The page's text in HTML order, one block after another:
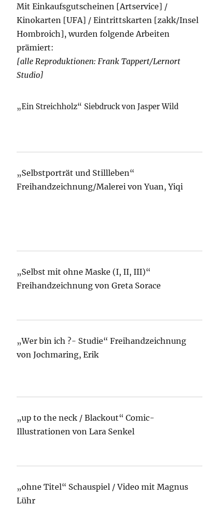
Mit Einkaufsgutscheinen [Artservice] /
Kinokarten [UFA] / Eintrittskarten [zakk/Insel
Hombroich], wurden folgende Arbeiten
prämiert:
[alle Reproduktionen: Frank Tappert/Lernort
Studio]
„Ein Streichholz“ Siebdruck von Jasper Wild
„Selbstporträt und Stillleben“
Freihandzeichnung/Malerei von Yuan, Yiqi
„Selbst mit ohne Maske (I, II, III)“
Freihandzeichnung von Greta Sorace
„Wer bin ich ?- Studie“ Freihandzeichnung
von Jochmaring, Erik
„up to the neck / Blackout“ Comic-
Illustrationen von Lara Senkel
„ohne Titel“ Schauspiel / Video mit Magnus
Lühr